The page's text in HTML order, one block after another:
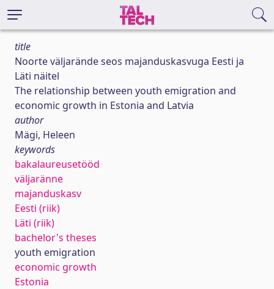
title
Noorte väljarände seos majanduskasvuga Eesti ja
Läti näitel
The relationship between youth emigration and
economic growth in Estonia and Latvia
author
Mägi, Heleen
keywords
bakalaureusetööd
väljaränne
majanduskasv
Eesti (riik)
Läti (riik)
bachelor's theses
youth emigration
economic growth
Estonia